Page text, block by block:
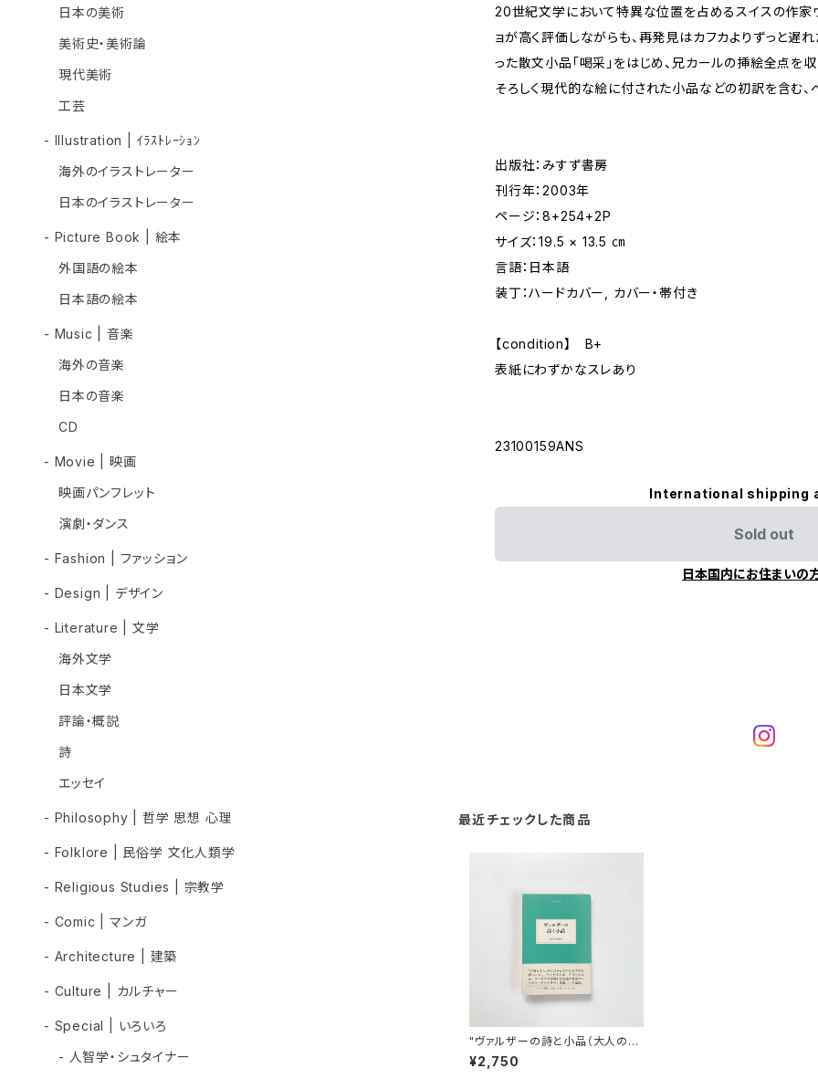
20世紀文学において特異な位置を占めるスイスの作家ヴ
ョが高く評価しながらも、再発見はカフカよりずっと遅れ
った散文小品「喝采」をはじめ、兄カールの挿絵全点を
そろしく現代的な絵に付された小品などの初訳を含む、
出版社：みすず書房
刊行年：2003年
ページ：8+254+2P
サイズ：19.5 × 13.5 ㎝
言語：日本語
装丁：ハードカバー, カバー・帯付き
【condition】 B+
表紙にわずかなスレあり
23100159ANS
International shipping
Sold out
日本国内にお住まいの
最近チェックした商品
"ヴァルザーの詩と小品（大人の本
棚）" ローベルト・ヴァルザー 著 /
飯吉光夫 編訳
¥2,750
日本の美術
美術史・美術論
現代美術
工芸
- Illustration | ｲﾗｽﾄﾚｰｼｮﾝ
海外のイラストレーター
日本のイラストレーター
- Picture Book | 絵本
外国語の絵本
日本語の絵本
- Music | 音楽
海外の音楽
日本の音楽
CD
- Movie | 映画
映画パンフレット
演劇・ダンス
- Fashion | ファッション
- Design | デザイン
- Literature | 文学
海外文学
日本文学
評論・概説
詩
エッセイ
- Philosophy | 哲学 思想 心理
- Folklore | 民俗学 文化人類学
- Religious Studies | 宗教学
- Comic | マンガ
- Architecture | 建築
- Culture | カルチャー
- Special | いろいろ
- 人智学・シュタイナー